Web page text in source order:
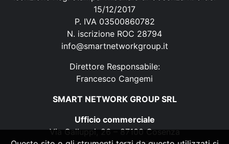
15/12/2017
P. IVA 03500860782
N. iscrizione ROC 28794
info@smartnetworkgroup.it
Direttore Responsabile:
Francesco Cangemi
SMART NETWORK GROUP SRL
Ufficio commerciale
Via Galluppi, 26 – 87100 Cosenza